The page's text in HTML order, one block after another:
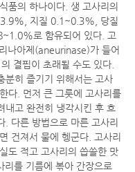
품의 하나이다. 생 고사리의
지질 0.1~0.3%, 당질
로 함유되어 있다. 고
나아제(aneurinase)가 들어
결핍이 초래될 수도 있다.
분히 즐기기 위해서는 고사
다. 먼저 큰 그릇에 고사리를
내고 완전히 냉각시킨 후 흐
. 다른 방법으로 마른 고사리
건져서 물에 헹군다. 고사리
도 적고 고사리의 씁쓸한 맛
리를 기름에 볶아 간장으로